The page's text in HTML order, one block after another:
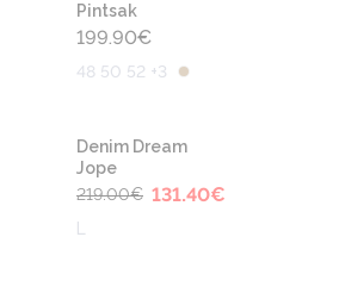
Pintsak
199.90€
48 50 52 +3
-40%
Denim Dream
Jope
219.00€ 131.40€